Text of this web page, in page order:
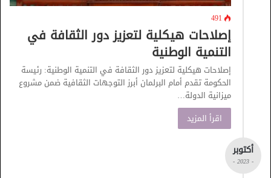
491
إصلاحات هيكلية لتعزيز دور الثقافة في
التنمية الوطنية
إصلاحات هيكلية لتعزيز دور الثقافة في التنمية الوطنية: رئيسة
الحكومة تقدم أمام البرلمان أبرز التوجهات الثقافية ضمن مشروع
ميزانية الدولة…
اقرأ المزيد
أكتوبر
- 2023 -